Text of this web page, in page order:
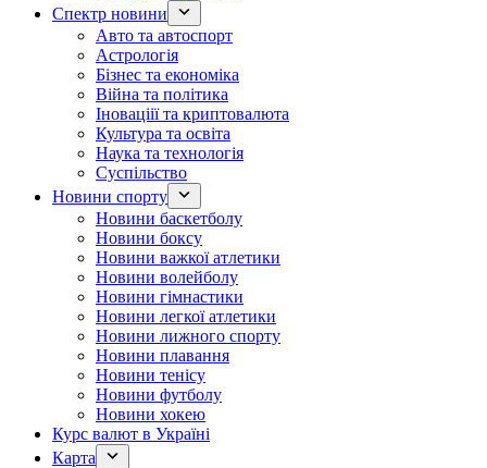
Спектр новини
Авто та автоспорт
Астрологія
Бізнес та економіка
Війна та політика
Іноваціії та криптовалюта
Культура та освіта
Наука та технологія
Суспільство
Новини спорту
Новини баскетболу
Новини боксу
Новини важкої атлетики
Новини волейболу
Новини гімнастики
Новини легкої атлетики
Новини лижного спорту
Новини плавання
Новини тенісу
Новини футболу
Новини хокею
Курс валют в Україні
Карта